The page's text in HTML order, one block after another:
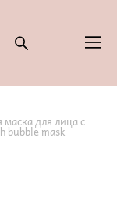
для лица с
bubble mask